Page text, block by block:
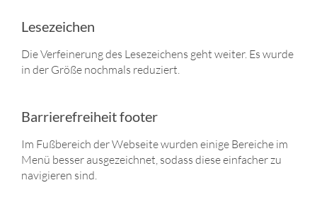
Lesezeichen
Die Verfeinerung des Lesezeichens geht weiter. Es wurde
in der Größe nochmals reduziert.
Barrierefreiheit footer
Im Fußbereich der Webseite wurden einige Bereiche im
Menü besser ausgezeichnet, sodass diese einfacher zu
navigieren sind.